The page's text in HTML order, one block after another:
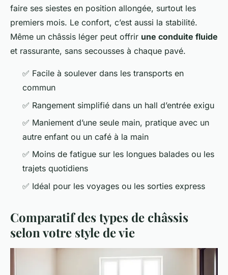
faire ses siestes en position allongée, surtout les
premiers mois. Le confort, c’est aussi la stabilité.
Même un châssis léger peut offrir une conduite fluide
et rassurante, sans secousses à chaque pavé.
✅ Facile à soulever dans les transports en
commun
✅ Rangement simplifié dans un hall d’entrée exigu
✅ Maniement d’une seule main, pratique avec un
autre enfant ou un café à la main
✅ Moins de fatigue sur les longues balades ou les
trajets quotidiens
✅ Idéal pour les voyages ou les sorties express
Comparatif des types de châssis
selon votre style de vie